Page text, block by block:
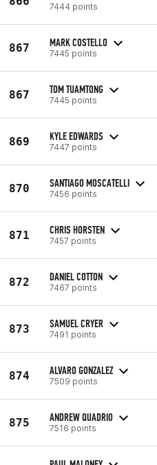
7444 points
867 MARK COSTELLO
7445 points
867 TOM TUAMTONG
7445 points
869 KYLE EDWARDS
7447 points
870 SANTIAGO MOSCATELLI
7456 points
871 CHRIS HORSTEN
7457 points
872 DANIEL COTTON
7467 points
873 SAMUEL CRYER
7491 points
874 ALVARO GONZALEZ
7509 points
875 ANDREW QUADRIO
7516 points